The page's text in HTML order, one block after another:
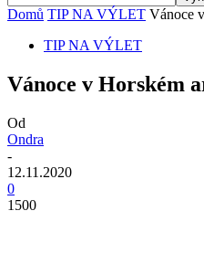
Domů TIP NA VÝLET Vánoce
TIP NA VÝLET
Vánoce v Horském
Od
Ondra
-
12.11.2020
0
1500